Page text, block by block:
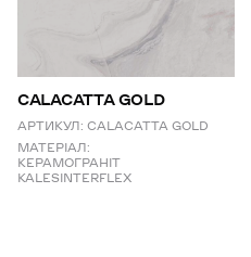
CALACATTA GOLD
АРТИКУЛ: CALACATTA GOLD
МАТЕРІАЛ:
КЕРАМОГРАНІТ
KALESINTERFLEX